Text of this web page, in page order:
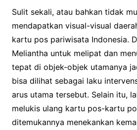
Sulit sekali, atau bahkan tidak
mendapatkan visual-visual
kartu pos pariwisata Indonesia.
Meliantha untuk melipat dan
tepat di objek-objek utamanya
bisa dilihat sebagai laku
arus utama tersebut. Selain itu,
melukis ulang kartu pos-kartu
ditemukannya menekankan